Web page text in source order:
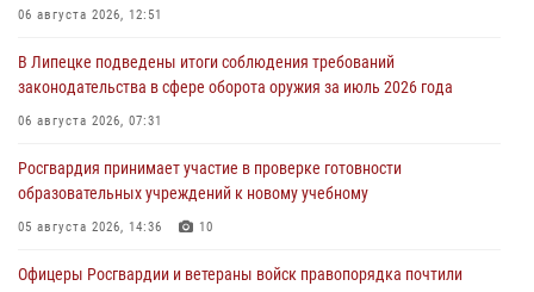
06 августа 2026, 12:51
В Липецке подведены итоги соблюдения требований
законодательства в сфере оборота оружия за июль 2026 года
06 августа 2026, 07:31
Росгвардия принимает участие в проверке готовности
образовательных учреждений к новому учебному
05 августа 2026, 14:36 10
Офицеры Росгвардии и ветераны войск правопорядка почтили